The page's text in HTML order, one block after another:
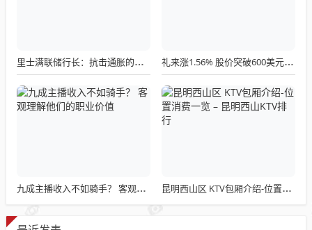
里士满联储行长：抗击通胀的工作尚未完成 礼来涨1.56% 股价突破600美元大关
九成主播收入不如骑手？ 客观理解他们的职业价值 昆明西山区 KTV包厢介绍-位置消费一览 – 昆明西山KTV排行